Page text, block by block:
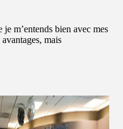
je m’entends bien avec mes
mais